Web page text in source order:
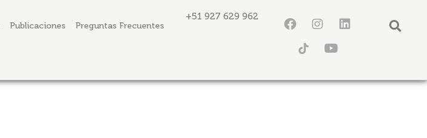
Publicaciones Preguntas Frecuentes
+51 927 629 962